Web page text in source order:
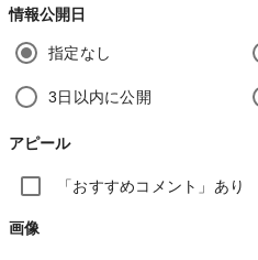
情報公開日
指定なし
3日以内に公開
アピール
「おすすめコメント」あり
画像